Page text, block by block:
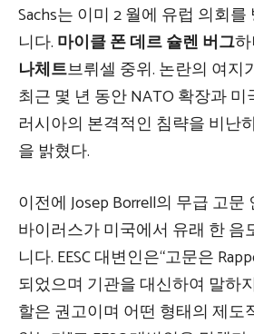
Sachs는 이미 2 월에 유럽 의회
니다. 마이클 폰 데르 슐렌 버그
나체트브뤼셀 중위. 논란의 여지
최근 몇 년 동안 NATO 확장과
러시아의 본격적인 침략을 비난
을 밝혔다.
이전에 Josep Borrell의 무급 고문
바이러스가 미국에서 유래 한 음
니다. EESC 대변인은“고문은
되었으며 기관을 대신하여 말하
할은 권고이며 어떤 형태의 제도